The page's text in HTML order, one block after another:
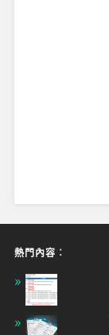
熱門內容︰